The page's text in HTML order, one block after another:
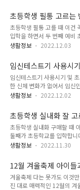
초대 문자를 보내주어야 가
겠지만, 대략적..
때 더 이상 고민하지 않고 제
입니다. - 목차 - 1. 초등학생
생 운동화 고르는 두 번째
팁 4. 발은 오장육부를 다스
동화 고르는 첫 번째 팁 초등
동화까지 무거우면 너무 힘
..
초등학생 필통 고르는
초등학생 필통 고를 때 이건
입학을 하면서 두 번째 예비
중에 오늘은 초등학생 필통
이 몇 가지 있기 때문에 구매
있습니다. 이 포스팅을 읽고
데에 도움이 될 거라 생각됩
는 첫 번째 조건 2. 초등학생
생 필통 고르는 세 번째 조건
를 때 고려해야 할 첫 번째는
고..
생활정보 2022.12.03
임신테스트기 사용시
보자
임신테스트기 사용시기 및
한 신체 변화가 없어서 임신
은 임신 첫 달. 임신테스트기
하거나 술을 마시는 등의 실
로 태아에게 주는 위험을 줄
빨리 확인하는 것이 중요합
사용시기와 임신 초기증상
처할 수 있게 될 것입니다. -
제대로 알고, 현명하게 대처
가 임신 여부를..
생활정보 2022.12.02
초등학생 실내화 잘
초등학생 실내화 구매할 때
둘째가 초등학교를 입학합
참 많은데, 그중의 하나가 바
드리려고 합니다. 첫째가 입
스로 터득한 노하우를 담았
시면 많은 도움이 될 것입니
때 고려할 첫 번째 2. 초등학
생활정보 2022.11.30
12월 겨울축제 아이
총정리
겨울축제 다는 못가도 이것
진 대로 매력적인 12월의 겨